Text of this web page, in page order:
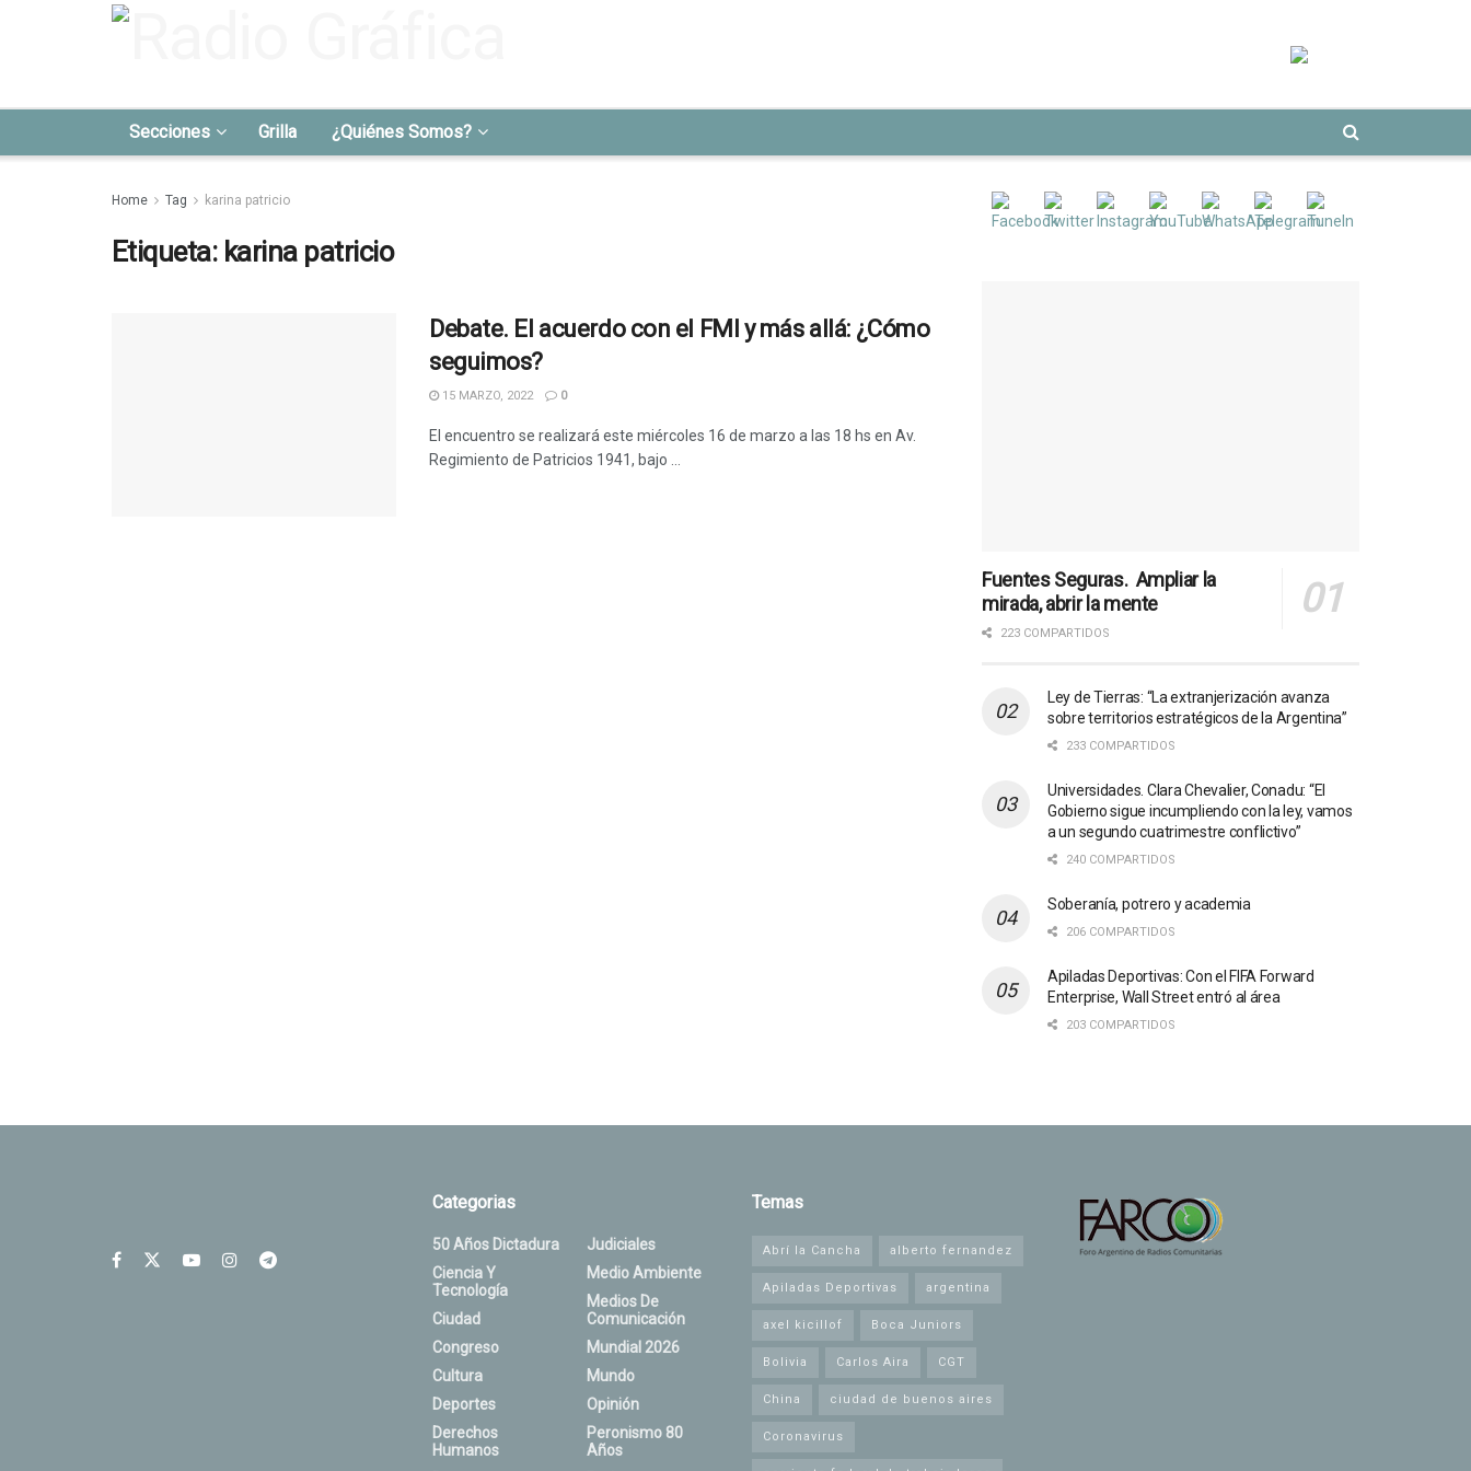
Secciones Grilla ¿Quiénes Somos?
Home Tag karina patricio
Etiqueta: karina patricio
Debate. El acuerdo con el FMI y más allá: ¿Cómo
seguimos?
15 MARZO, 2022 0
El encuentro se realizará este miércoles 16 de marzo a las 18 hs en Av.
Regimiento de Patricios 1941, bajo ...
Fuentes Seguras. Ampliar la
mirada, abrir la mente
223 COMPARTIDOS
Ley de Tierras: “La extranjerización avanza
sobre territorios estratégicos de la Argentina”
233 COMPARTIDOS
Universidades. Clara Chevalier, Conadu: “El
Gobierno sigue incumpliendo con la ley, vamos
a un segundo cuatrimestre conflictivo”
240 COMPARTIDOS
Soberanía, potrero y academia
206 COMPARTIDOS
Apiladas Deportivas: Con el FIFA Forward
Enterprise, Wall Street entró al área
203 COMPARTIDOS
Categorias
50 Años Dictadura
Ciencia Y
Tecnología
Ciudad
Congreso
Cultura
Deportes
Derechos
Humanos
Judiciales
Medio Ambiente
Medios De
Comunicación
Mundial 2026
Mundo
Opinión
Peronismo 80
Años
Temas
Abrí la Cancha alberto fernandez
Apiladas Deportivas argentina
axel kicillof Boca Juniors
Bolivia Carlos Aira CGT
China ciudad de buenos aires
Coronavirus